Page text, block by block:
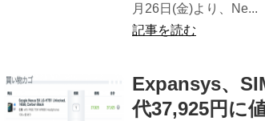
月26日(金)より、Ne...
記事を読む
Expansys、
代37,925円に